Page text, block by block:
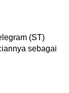
(ST)
sebagai